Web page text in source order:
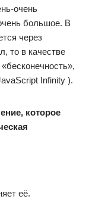
очень
большое. В
через
то в качестве
Infinity ).
которое
её.